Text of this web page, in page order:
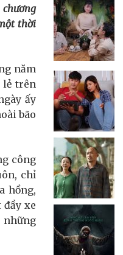
thời
năm
lẻ trên
ấy
bão
công
chỉ
hồng,
đầy xe
những